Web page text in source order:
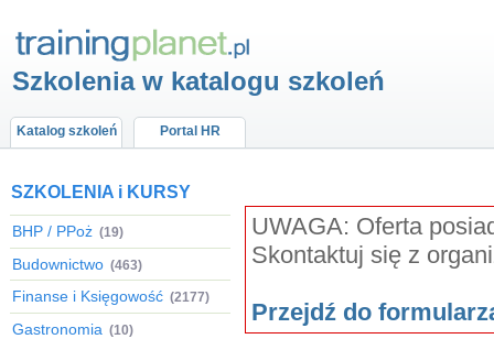
Szkolenia w katalogu szkoleń
Katalog szkoleń Portal HR
SZKOLENIA i KURSY
BHP / PPoż (19)
Budownictwo (463)
Finanse i Księgowość (2177)
Gastronomia (10)
UWAGA: Oferta
Skontaktuj się z
Przejdź do